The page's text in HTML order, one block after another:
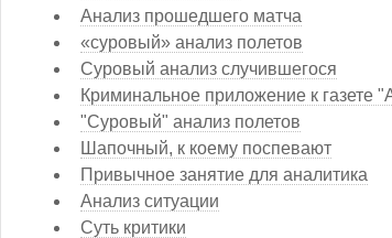
Анализ прошедшего матча
«суровый» анализ полетов
Суровый анализ случившегося
Криминальное приложение к газете
"Суровый" анализ полетов
Шапочный, к коему поспевают
Привычное занятие для аналитика
Анализ ситуации
Суть критики